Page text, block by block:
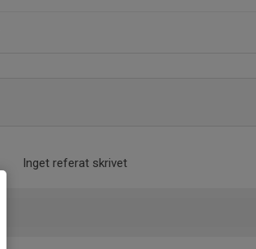
Inget referat skrivet